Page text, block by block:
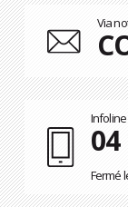
Via
Infoline
04
Fermé